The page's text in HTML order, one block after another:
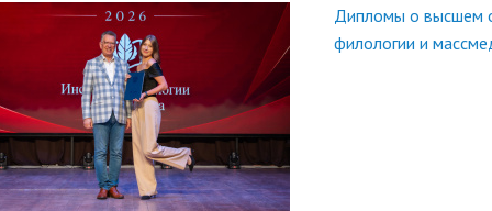
Дипломы о высшем
филологии и